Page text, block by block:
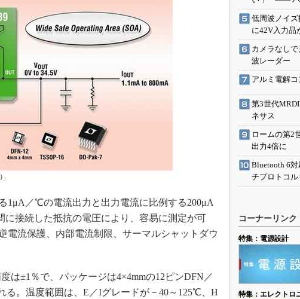
1μA／℃の電流出力と出力電流に比例する200μA
に接続した抵抗の電圧により、容易に測定が可
電流保護、内部電流制限、サーマルシャットダウ
は±1％で、パッケージは4×4mmの12ピンDFN／
る。温度範囲は、E／Iグレードが－40～125℃、H
低周波ノイ
に42V入力品
カメラなし
波レーダー
アルミ電解
第3世代
ネサス
ロームの第2
出力4倍に
Bluetooth 6
チプロトコル
コーナーリンク
特集：電源設計
特集：エレクトロ